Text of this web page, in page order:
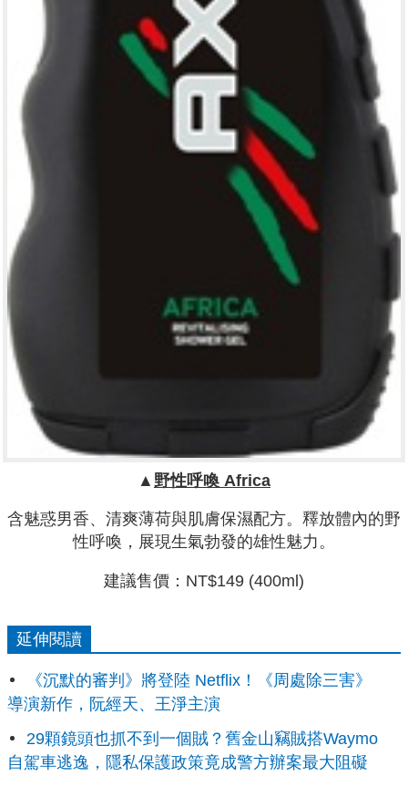
▲ 野性呼喚 Africa
含魅惑男香、清爽薄荷與肌膚保濕配方。釋放體內的野
性呼喚，展現生氣勃發的雄性魅力。
建議售價：NT$149 (400ml)
延伸閱讀
《沉默的審判》將登陸 Netflix！《周處除三害》
導演新作，阮經天、王淨主演
29顆鏡頭也抓不到一個賊？舊金山竊賊搭Waymo
自駕車逃逸，隱私保護政策竟成警方辦案最大阻礙